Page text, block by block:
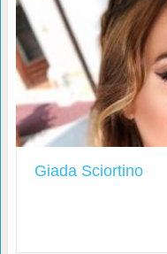
Giada Sciortino